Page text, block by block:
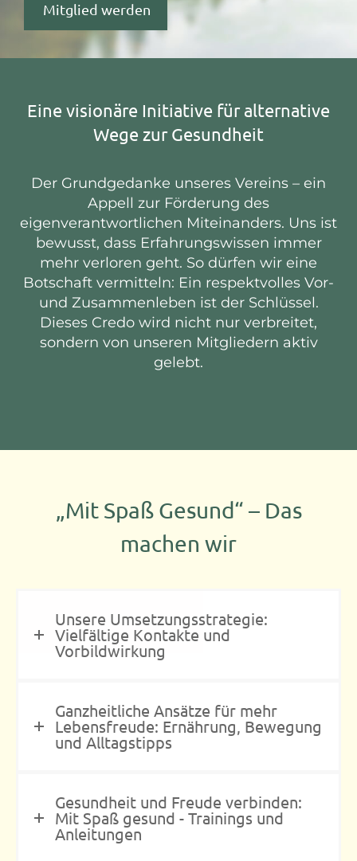
Mitglied werden
Eine visionäre Initiative für alternative
Wege zur Gesundheit
Der Grundgedanke unseres Vereins – ein
Appell zur Förderung des
eigenverantwortlichen Miteinanders. Uns ist
bewusst, dass Erfahrungswissen immer
mehr verloren geht. So dürfen wir eine
Botschaft vermitteln: Ein respektvolles Vor-
und Zusammenleben ist der Schlüssel.
Dieses Credo wird nicht nur verbreitet,
sondern von unseren Mitgliedern aktiv
gelebt.
„Mit Spaß Gesund“ – Das
machen wir
Unsere Umsetzungsstrategie:
Vielfältige Kontakte und
Vorbildwirkung
Ganzheitliche Ansätze für mehr
Lebensfreude: Ernährung, Bewegung
und Alltagstipps
Gesundheit und Freude verbinden:
Mit Spaß gesund - Trainings und
Anleitungen